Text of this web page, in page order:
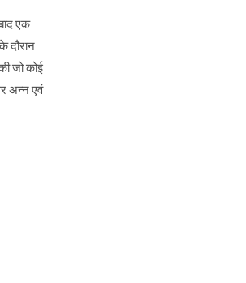
एक
दौरान
जो कोई
अन्न एवं